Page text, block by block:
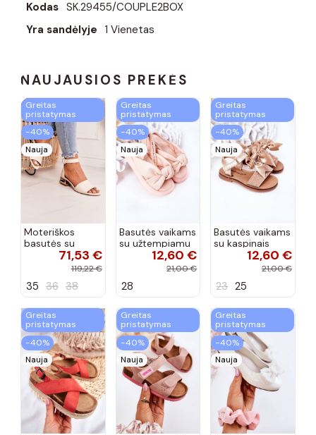
Kodas SK.29455/COUPLE2BOX
Yra sandėlyje 1 Vienetas
NAUJAUSIOS PREKĖS
Greitas
pristatymas
−40%
Nauja
Moteriškos
basutės su
aukso spalvos
kulniukais Laura
spalvos
71,53 €
119,22 €
35 36 38
Greitas
pristatymas
−40%
Nauja
Basutės vaikams
su užtempiamu
užsegimu
rožinės spalvos
12,60 €
21,00 €
28
Greitas
pristatymas
−40%
Nauja
Basutės vaikams
su kaspinais
aukso spalvos
12,60 €
21,00 €
23 25
Greitas
pristatymas
−40%
Nauja
Greitas
pristatymas
−40%
Nauja
Greitas
pristatymas
−40%
Nauja